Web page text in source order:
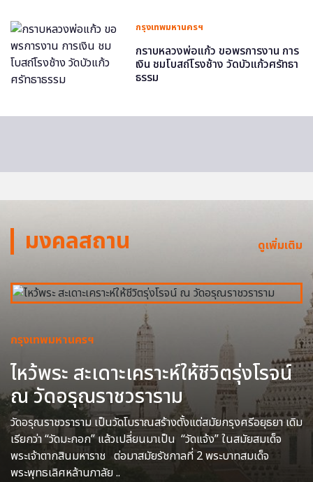
กรุงเทพมหานครฯ
กราบหลวงพ่อแก้ว ขอพรการงาน การ
เงิน ชมโบสถ์โรงช้าง วัดบัวแก้วศรัทธา
ธรรม
มงคลสถาน ดูเพิ่มเติม
กรุงเทพมหานครฯ
ไหว้พระ สะเดาะเคราะห์ให้ชีวิตรุ่งโรจน์
ณ วัดอรุณราชวราราม
วัดอรุณราชวราราม เป็นวัดโบราณสร้างตั้งแต่สมัยกรุงศรีอยุธยา เดิม
เรียกว่า “วัดมะกอก” แล้วเปลี่ยนมาเป็น “วัดแจ้ง” ในสมัยสมเด็จ
พระเจ้าตากสินมหาราช ต่อมาสมัยรัชกาลที่ 2 พระบาทสมเด็จ
พระพุทธเลิศหล้านภาลัย ..